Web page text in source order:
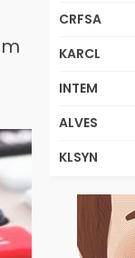
CRFSA
KARCL
INTEM
ALVES
KLSYN